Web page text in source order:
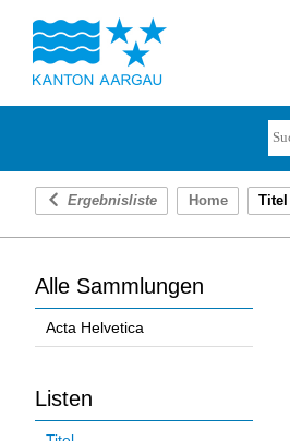
Ergebnisliste Home Titel
Alle Sammlungen
Acta Helvetica
Listen